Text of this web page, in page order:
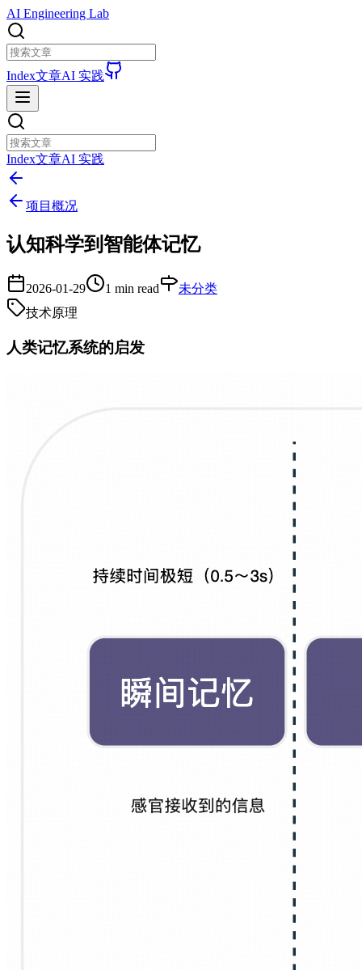
AI Engineering Lab
Index文章AI 实践
Index文章AI 实践
项目概况
认知科学到智能体记忆
2026-01-29 1 min read
未分类
技术原理
人类记忆系统的启发